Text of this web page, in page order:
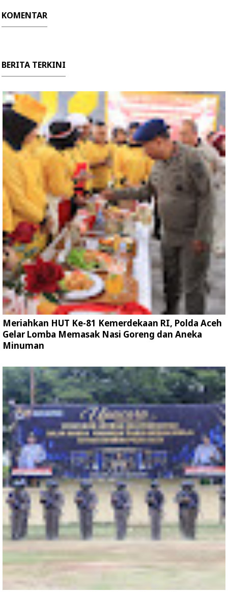
KOMENTAR
BERITA TERKINI
Meriahkan HUT Ke-81 Kemerdekaan RI, Polda Aceh
Gelar Lomba Memasak Nasi Goreng dan Aneka
Minuman